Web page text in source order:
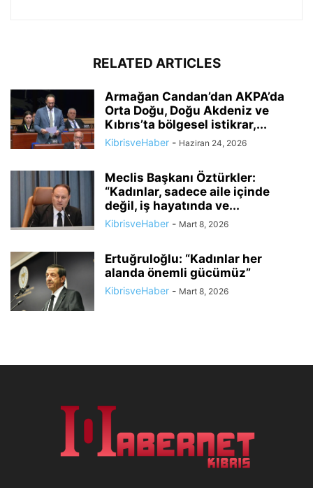
RELATED ARTICLES
Armağan Candan’dan AKPA’da
Orta Doğu, Doğu Akdeniz ve
Kıbrıs’ta bölgesel istikrar,...
KibrisveHaber - Haziran 24, 2026
Meclis Başkanı Öztürkler:
“Kadınlar, sadece aile içinde
değil, iş hayatında ve...
KibrisveHaber - Mart 8, 2026
Ertuğruloğlu: “Kadınlar her
alanda önemli gücümüz”
KibrisveHaber - Mart 8, 2026